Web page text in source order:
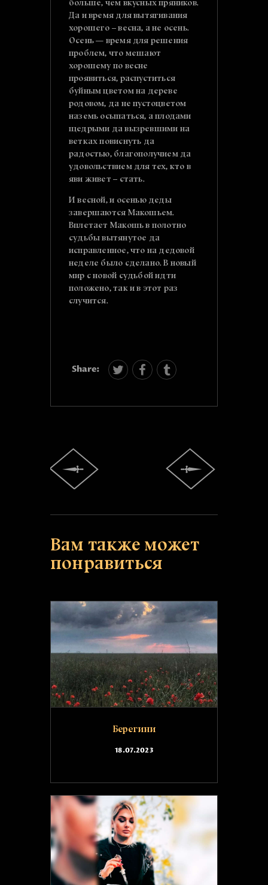
больше, чем вкусных пряников.
Да и время для вытягивания
хорошего – весна, а не осень.
Осень — время для решения
проблем, что мешают
хорошему по весне
проявиться, распуститься
буйным цветом на дереве
родовом, да не пустоцветом
наземь осыпаться, а плодами
щедрыми да вызревшими на
ветках повиснуть да
радостью, благополучием да
удовольствием для тех, кто в
яви живет – стать.
И весной, и осенью деды
завершаются Макошьем.
Вплетает Макошь в полотно
судьбы вытянутое да
исправленное, что на дедовой
неделе было сделано. В новый
мир с новой судьбой идти
положено, так и в этот раз
случится.
Share:
Вам также может
понравиться
Берегини
18.07.2023